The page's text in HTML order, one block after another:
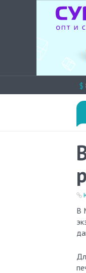
к
$
В Минцифры прогнозируют, что по итогам 2023 года книжный рынок в России сократится на 9,07% в